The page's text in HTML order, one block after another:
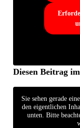
Diesen Beitrag
Sie sehen gerade
den eigentlichen
unten. Bitte